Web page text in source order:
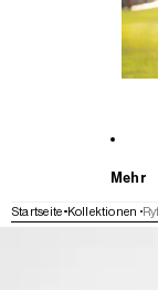
Mehr
Startseite Kollektionen
WEITER ZU DEN